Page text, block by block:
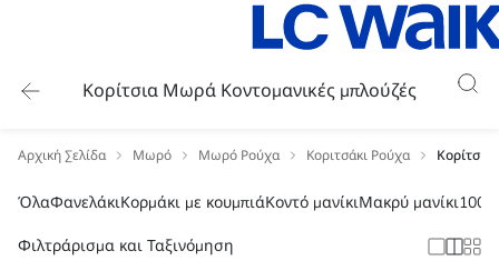
Κορίτσια Μωρά Κοντομανικές μπλούζές
Αρχική Σελίδα Μωρό Μωρό Ρούχα Κοριτσάκι Ρούχα
ΌλαΦανελάκιΚορμάκι με κουμπιάΚοντό μανίκιΜακρύ μανίκι
Φιλτράρισμα και Ταξινόμηση